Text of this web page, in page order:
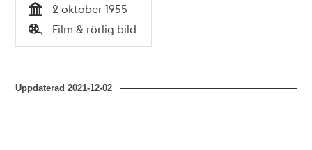
Tid
2 oktober 1955
Typ
Film & rörlig bild
Uppdaterad2021-12-02